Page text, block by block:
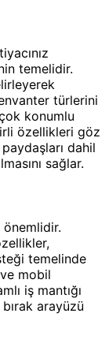
temelidir.
türlerini
konumlu
özellikleri göz
dahil
sağlar.
temelinde
mobil
iş mantığı
arayüzü